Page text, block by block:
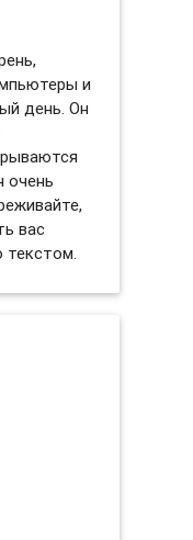
и
день. Он
очень
вас
текстом.